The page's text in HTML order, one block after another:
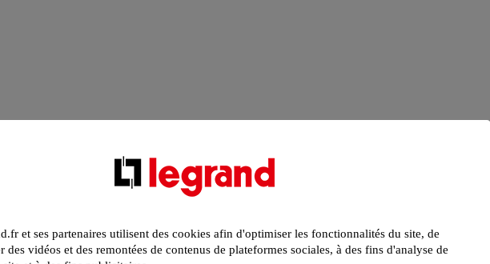
et ses partenaires utilisent des cookies afin d'optimiser les fonctionnalités du site, de
des vidéos et des remontées de contenus de plateformes sociales, à des fins d'analyse de